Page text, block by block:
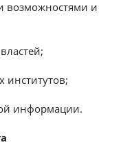
возможностями и
институтов;
информации.